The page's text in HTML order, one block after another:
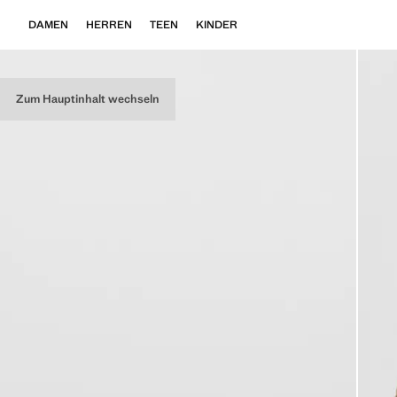
Zum Hauptinhalt wechseln
DAMEN HERREN TEEN KINDER